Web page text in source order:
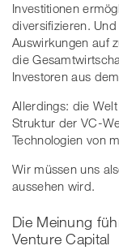
Investitionen
diversifizieren.
Auswirkungen auf
die
Investoren aus
Allerdings: die
Struktur der VC-
Technologien von
Wir müssen uns
aussehen wird.
Die Meinung
Venture Capital